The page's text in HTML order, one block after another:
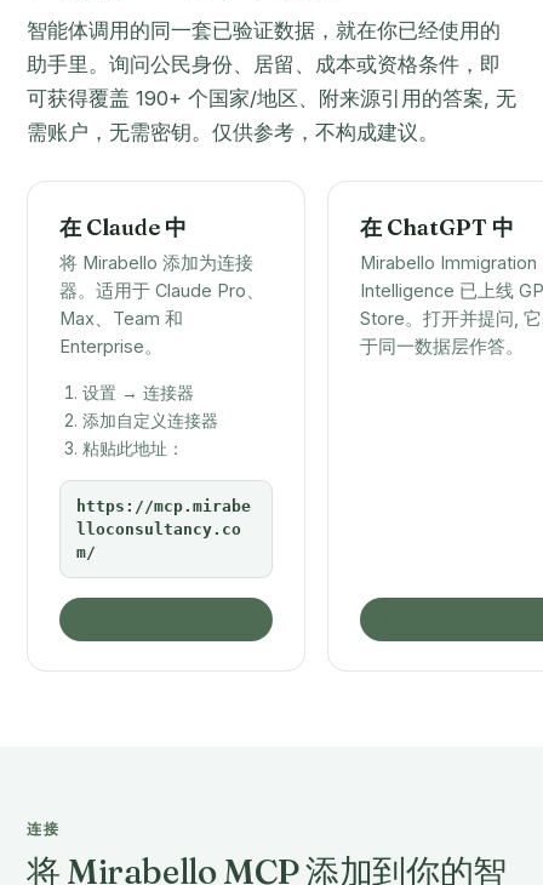
智能体调用的同一套已验证数据，就在你已经使用的
助手里。询问公民身份、居留、成本或资格条件，即
可获得覆盖 190+ 个国家/地区、附来源引用的答案, 无
需账户，无需密钥。仅供参考，不构成建议。
在 Claude 中
将 Mirabello 添加为连接
器。适用于 Claude Pro、
Max、Team 和
Enterprise。
设置 → 连接器
添加自定义连接器
粘贴此地址：
https://mcp.mirabe
lloconsultancy.co
m/
在 ChatGPT 中
Mirabello Immigration
Intelligence 已上线
Store。打开并提问,
于同一数据层作答。
连接
将 Mirabello MCP 添加到你的智